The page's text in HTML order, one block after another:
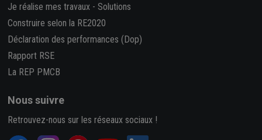
Je réalise mes travaux - Solutions
Construire selon la RE2020
Déclaration des performances (Dop)
Rapport RSE
La REP PMCB
Nous suivre
Retrouvez-nous sur les réseaux sociaux !